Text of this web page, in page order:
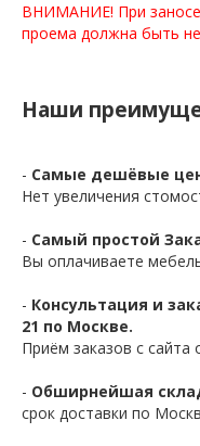
ВНИМАНИЕ! При заносе
проема должна быть
Наши
- Самые дешёвые
Нет увеличения
- Самый простой
Вы оплачиваете
- Консультация и
21 по Москве.
Приём заказов с сайта
- Обширнейшая
срок доставки по